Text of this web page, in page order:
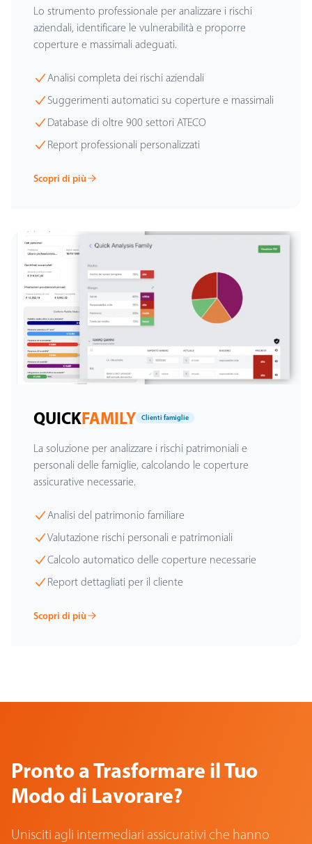
Lo strumento professionale per analizzare i rischi
aziendali, identificare le vulnerabilità e proporre
coperture e massimali adeguati.
Analisi completa dei rischi aziendali
Suggerimenti automatici su coperture e massimali
Database di oltre 900 settori ATECO
Report professionali personalizzati
Scopri di più
QUICKFAMILY Clienti famiglie
La soluzione per analizzare i rischi patrimoniali e
personali delle famiglie, calcolando le coperture
assicurative necessarie.
Analisi del patrimonio familiare
Valutazione rischi personali e patrimoniali
Calcolo automatico delle coperture necessarie
Report dettagliati per il cliente
Scopri di più
Pronto a Trasformare il Tuo
Modo di Lavorare?
Unisciti agli intermediari assicurativi che hanno